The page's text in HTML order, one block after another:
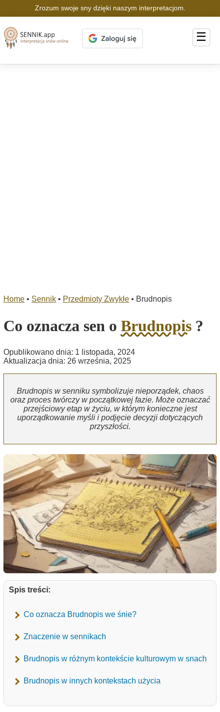
Zrozum swoje sny dzięki naszym interpretacjom.
☰
Home • Sennik • Przedmioty Zwykłe • Brudnopis
Co oznacza sen o Brudnopis ?
Opublikowano dnia: 1 listopada, 2024
Aktualizacja dnia: 26 września, 2025
Brudnopis w senniku symbolizuje nieporządek, chaos
oraz proces twórczy w początkowej fazie. Może oznaczać
przejściowy etap w życiu, w którym konieczne jest
uporządkowanie myśli i podjęcie decyzji dotyczących
przyszłości.
Spis treści:
Co oznacza Brudnopis we śnie?
Znaczenie w sennikach
Brudnopis w różnym kontekście kulturowym w snach
Brudnopis w innych kontekstach użycia